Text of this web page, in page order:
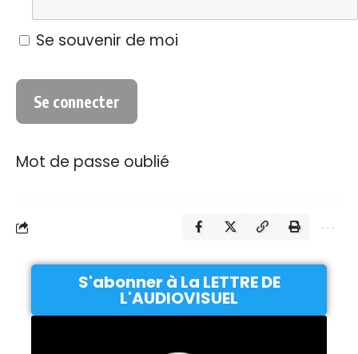
Se souvenir de moi
Mot de passe oublié
S'abonner à La LETTRE DE
L'AUDIOVISUEL